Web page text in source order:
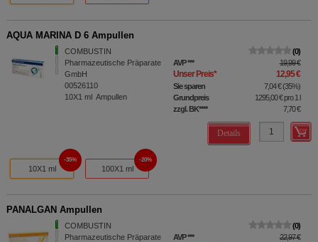
AQUA MARINA D 6 Ampullen
COMBUSTIN
Pharmazeutische Präparate
GmbH
00526110
10X1 ml Ampullen
0
AVP*** 19,99 €
Unser Preis* 12,95 €
Sie sparen 7,04 €(35%)
Grundpreis
1295,00 €pro 1 l
zzgl. BK**** 7,70 €
Details
10X1 ml
35%
100X1 ml
20%
PANALGAN Ampullen
COMBUSTIN
Pharmazeutische Präparate
0
AVP*** 22,97 €